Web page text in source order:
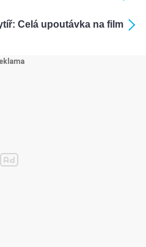
Celá upoutávka na film